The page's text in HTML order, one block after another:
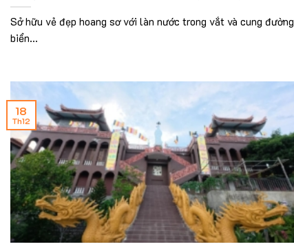
Sở hữu vẻ đẹp hoang sơ với làn nước trong vắt và cung đường
biển...
18
Th12